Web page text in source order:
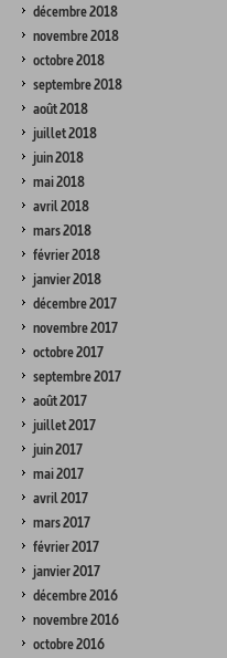
décembre 2018
novembre 2018
octobre 2018
septembre 2018
août 2018
juillet 2018
juin 2018
mai 2018
avril 2018
mars 2018
février 2018
janvier 2018
décembre 2017
novembre 2017
octobre 2017
septembre 2017
août 2017
juillet 2017
juin 2017
mai 2017
avril 2017
mars 2017
février 2017
janvier 2017
décembre 2016
novembre 2016
octobre 2016